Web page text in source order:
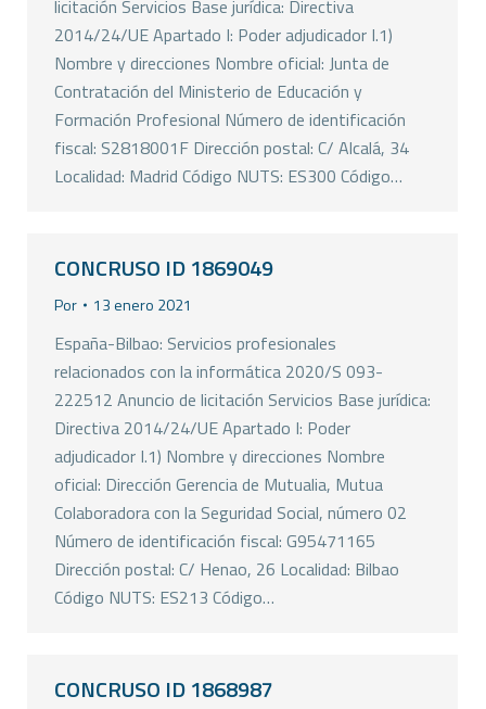
licitación Servicios Base jurídica: Directiva
2014/24/UE Apartado I: Poder adjudicador I.1)
Nombre y direcciones Nombre oficial: Junta de
Contratación del Ministerio de Educación y
Formación Profesional Número de identificación
fiscal: S2818001F Dirección postal: C/ Alcalá, 34
Localidad: Madrid Código NUTS: ES300 Código…
CONCRUSO ID 1869049
Por 13 enero 2021
España-Bilbao: Servicios profesionales
relacionados con la informática 2020/S 093-
222512 Anuncio de licitación Servicios Base jurídica:
Directiva 2014/24/UE Apartado I: Poder
adjudicador I.1) Nombre y direcciones Nombre
oficial: Dirección Gerencia de Mutualia, Mutua
Colaboradora con la Seguridad Social, número 02
Número de identificación fiscal: G95471165
Dirección postal: C/ Henao, 26 Localidad: Bilbao
Código NUTS: ES213 Código…
CONCRUSO ID 1868987